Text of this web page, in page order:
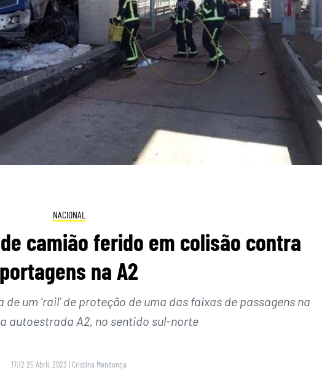
NACIONAL
camião ferido em colisão contra
portagens na A2
um ‘rail’ de proteção de uma das faixas de passagens na
autoestrada A2, no sentido sul-norte
17:12 25 Abril, 2023 | Cristina Mendonça